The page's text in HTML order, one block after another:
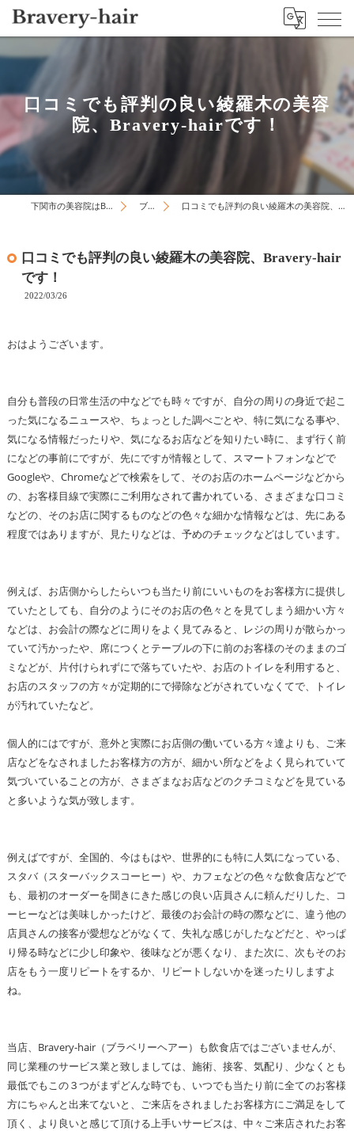
口コミでも評判の良い綾羅木の美容
院、Bravery-hairです！
下関市の美容院はBravery-hair ブログ 口コミでも評判の良い綾羅木の美容院、Bravery-hairです！
口コミでも評判の良い綾羅木の美容院、Bravery-hair
です！
2022/03/26
おはようございます。
自分も普段の日常生活の中などでも時々ですが、自分の周りの身近で起こ
った気になるニュースや、ちょっとした調べごとや、特に気になる事や、
気になる情報だったりや、気になるお店などを知りたい時に、まず行く前
になどの事前にですが、先にですが情報として、スマートフォンなどで
Googleや、Chromeなどで検索をして、そのお店のホームページなどから
の、お客様目線で実際にご利用なされて書かれている、さまざまな口コミ
などの、そのお店に関するものなどの色々な細かな情報などは、先にある
程度ではありますが、見たりなどは、予めのチェックなどはしています。
例えば、お店側からしたらいつも当たり前にいいものをお客様方に提供し
ていたとしても、自分のようにそのお店の色々とを見てしまう細かい方々
などは、お会計の際などに周りをよく見てみると、レジの周りが散らかっ
ていて汚かったや、席につくとテーブルの下に前のお客様のそのままのゴ
ミなどが、片付けられずにで落ちていたや、お店のトイレを利用すると、
お店のスタッフの方々が定期的にで掃除などがされていなくてで、トイレ
が汚れていたなど。
個人的にはですが、意外と実際にお店側の働いている方々達よりも、ご来
店などをなされましたお客様方の方が、細かい所などをよく見られていて
気づいていることの方が、さまざまなお店などのクチコミなどを見ている
と多いような気が致します。
例えばですが、全国的、今はもはや、世界的にも特に人気になっている、
スタバ（スターバックスコーヒー）や、カフェなどの色々な飲食店などで
も、最初のオーダーを聞きにきた感じの良い店員さんに頼んだりした、コ
ーヒーなどは美味しかったけど、最後のお会計の時の際などに、違う他の
店員さんの接客が愛想などがなくて、失礼な感じがしたなどだと、やっぱ
り帰る時などに少し印象や、後味などが悪くなり、また次に、次もそのお
店をもう一度リピートをするか、リピートしないかを迷ったりしますよ
ね。
当店、Bravery-hair（ブラベリーヘアー）も飲食店ではございませんが、
同じ業種のサービス業と致しましては、施術、接客、気配り、少なくとも
最低でもこの３つがまずどんな時でも、いつでも当たり前に全てのお客様
方にちゃんと出来てないと、ご来店をされましたお客様方にご満足をして
頂く、より良いと感じて頂ける上手いサービスは、中々ご来店されたお客